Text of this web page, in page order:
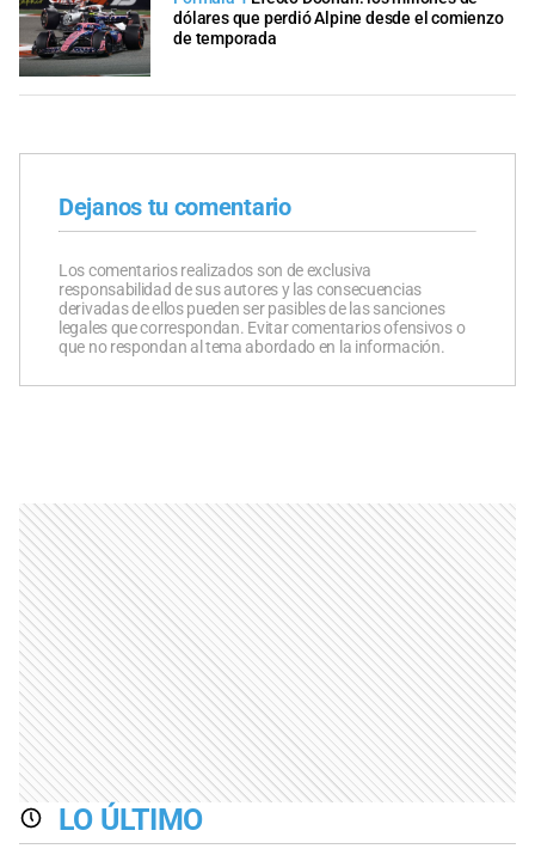
dólares que perdió Alpine desde el comienzo
de temporada
Dejanos tu comentario
Los comentarios realizados son de exclusiva
responsabilidad de sus autores y las consecuencias
derivadas de ellos pueden ser pasibles de las sanciones
legales que correspondan. Evitar comentarios ofensivos o
que no respondan al tema abordado en la información.
LO ÚLTIMO